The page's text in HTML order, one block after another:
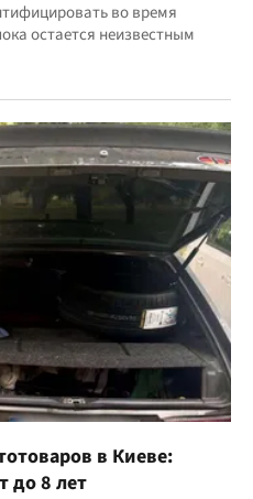
во время
остается неизвестным
в Киеве:
до 8 лет